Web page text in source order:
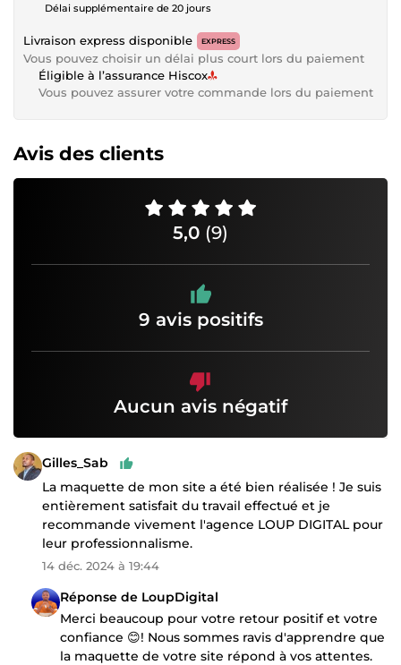
Délai supplémentaire de 20 jours
Livraison express disponible EXPRESS
Vous pouvez choisir un délai plus court lors du paiement
Éligible à l’assurance Hiscox
Vous pouvez assurer votre commande lors du paiement
Avis des clients
5,0 (9)
9 avis positifs
Aucun avis négatif
Gilles_Sab
La maquette de mon site a été bien réalisée ! Je suis
entièrement satisfait du travail effectué et je
recommande vivement l'agence LOUP DIGITAL pour
leur professionnalisme.
14 déc. 2024 à 19:44
Réponse de LoupDigital
Merci beaucoup pour votre retour positif et votre
confiance 😊! Nous sommes ravis d'apprendre que
la maquette de votre site répond à vos attentes.